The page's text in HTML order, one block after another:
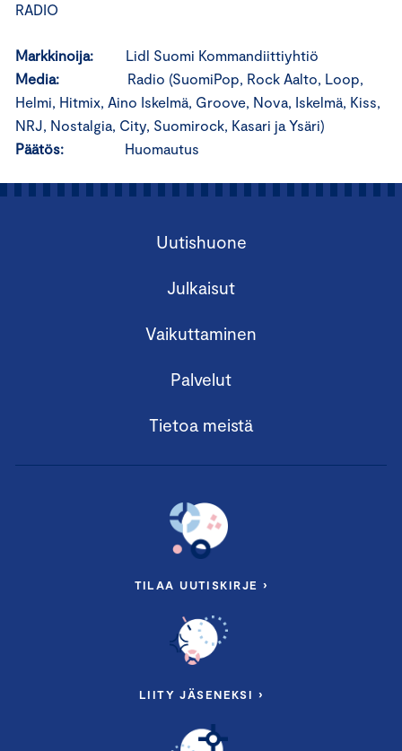
RADIO
Markkinoija: Lidl Suomi Kommandiittiyhtiö
Media: Radio (SuomiPop, Rock Aalto, Loop,
Helmi, Hitmix, Aino Iskelmä, Groove, Nova, Iskelmä, Kiss,
NRJ, Nostalgia, City, Suomirock, Kasari ja Ysäri)
Päätös: Huomautus
Uutishuone
Julkaisut
Vaikuttaminen
Palvelut
Tietoa meistä
TILAA UUTISKIRJE ›
LIITY JÄSENEKSI ›